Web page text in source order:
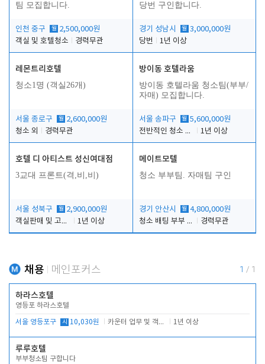
팀 모집합니다.
인천 중구 월 2,500,000원
객실 및 호텔청소
경력무관
당번 구인합니다.
경기 성남시 월 3,000,000원
당번
1년 이상
레몬트리호텔
청소1명 (객실26개)
서울 종로구 월 2,600,000원
청소 외
경력무관
방이동 호텔라움
방이동 호텔라움 청소팀(부부/
자매) 모집합니다.
서울 송파구 월 5,600,000원
전반적인 청소 업무(객실청소.객실정리)
1년 이상
호텔 디 아티스트 성신여대점
3교대 프론트(격,비,비)
서울 성북구 월 2,900,000원
객실판매 및 고객응대
1년 이상
메이트모텔
청소 부부팀. 자매팀 구인
경기 안산시 월 4,800,000원
청소 배팅 부부 구합니다
경력무관
채용 메인포커스 1 / 1
하라스호텔
영등포 하라스호텔
서울 영등포구 시 10,030원 카운터 업무 및 객실관리(청소상태 확인, 객실판매) 1년 이상
루루호텔
부부청소팀 구합니다